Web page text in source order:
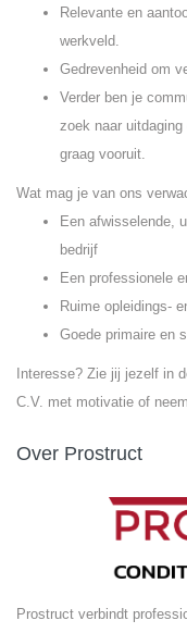
Relevante en
werkveld.
Gedrevenheid om
Verder ben je
zoek naar
graag vooruit.
Wat mag je van ons
Een afwisselende,
bedrijf
Een professionele
Ruime opleidings-
Goede primaire en
Interesse? Zie jij jezelf in
C.V. met motivatie of
Over Prostruct
Prostruct verbindt